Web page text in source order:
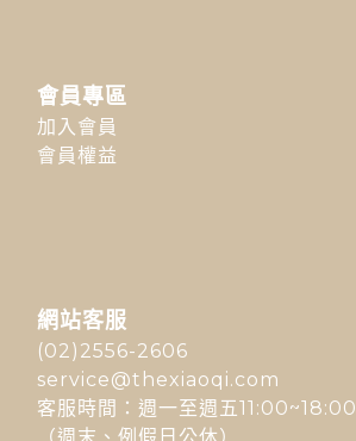
會員專區
加入會員
會員權益
網站客服
(02)2556-2606
service@thexiaoqi.com
客服時間：週一至週五11:00~18:00
（週末、例假日公休）